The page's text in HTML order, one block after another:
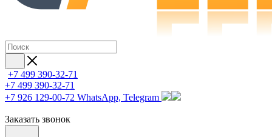
+7 499 390-32-71
+7 499 390-32-71
+7 926 129-00-72 WhatsApp, Telegram
Заказать звонок